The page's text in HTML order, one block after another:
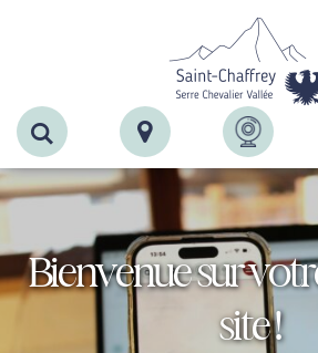
Recherche
Bienvenue sur
site !